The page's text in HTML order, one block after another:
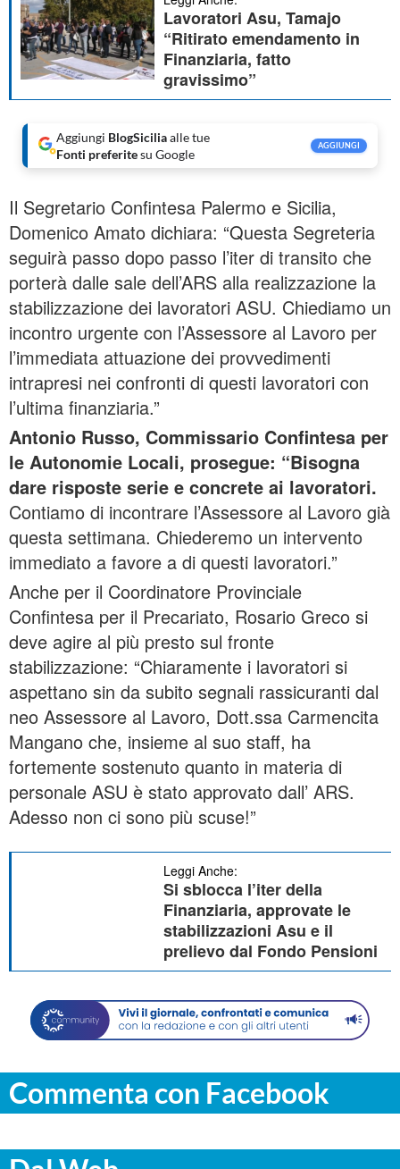
Lavoratori Asu, Tamajo
“Ritirato emendamento in
Finanziaria, fatto
gravissimo”
Aggiungi BlogSiciliaalle tue
Fonti preferitesu Google
AGGIUNGI
Il Segretario Confintesa Palermo e Sicilia,
Domenico Amato dichiara: “Questa Segreteria
seguirà passo dopo passo l’iter di transito che
porterà dalle sale dell’ARS alla realizzazione la
stabilizzazione dei lavoratori ASU. Chiediamo un
incontro urgente con l’Assessore al Lavoro per
l’immediata attuazione dei provvedimenti
intrapresi nei confronti di questi lavoratori con
l’ultima finanziaria.”
Antonio Russo, Commissario Confintesa per
le Autonomie Locali, prosegue: “Bisogna
dare risposte serie e concrete ai lavoratori.
Contiamo di incontrare l’Assessore al Lavoro già
questa settimana. Chiederemo un intervento
immediato a favore a di questi lavoratori.”
Anche per il Coordinatore Provinciale
Confintesa per il Precariato, Rosario Greco si
deve agire al più presto sul fronte
stabilizzazione: “Chiaramente i lavoratori si
aspettano sin da subito segnali rassicuranti dal
neo Assessore al Lavoro, Dott.ssa Carmencita
Mangano che, insieme al suo staff, ha
fortemente sostenuto quanto in materia di
personale ASU è stato approvato dall’ ARS.
Adesso non ci sono più scuse!”
Leggi Anche:
Si sblocca l’iter della
Finanziaria, approvate le
stabilizzazioni Asu e il
prelievo dal Fondo Pensioni
Commenta con Facebook